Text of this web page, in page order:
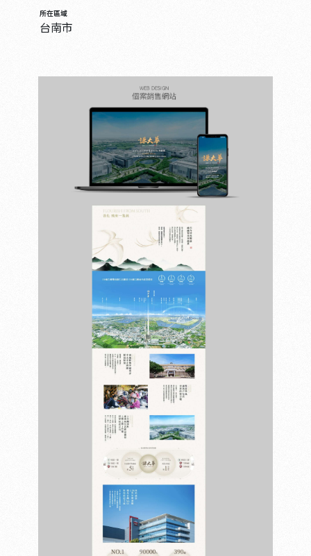
所在區域
台南市